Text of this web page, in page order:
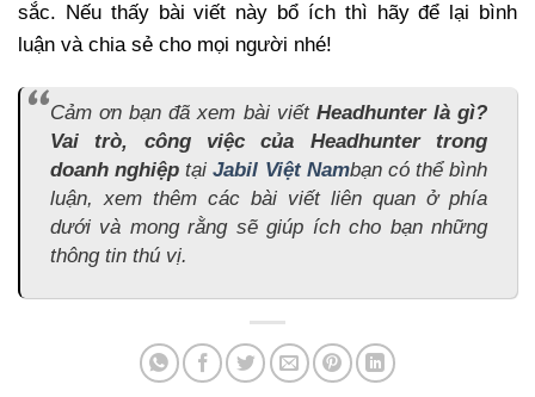
sắc. Nếu thấy bài viết này bổ ích thì hãy để lại bình
luận và chia sẻ cho mọi người nhé!
Cảm ơn bạn đã xem bài viết Headhunter là gì?
Vai trò, công việc của Headhunter trong
doanh nghiệp tạiJabil Việt Nambạn có thể bình
luận, xem thêm các bài viết liên quan ở phía
dưới và mong rằng sẽ giúp ích cho bạn những
thông tin thú vị.